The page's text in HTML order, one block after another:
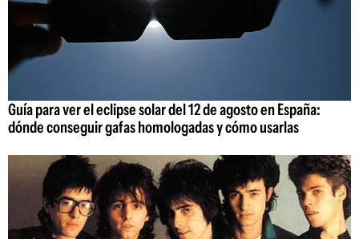
Guía para ver el eclipse solar del 12 de agosto en España:
dónde conseguir gafas homologadas y cómo usarlas